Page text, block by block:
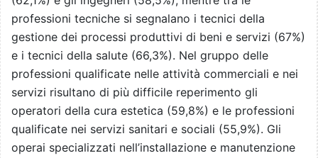
professioni tecniche si segnalano i tecnici della
gestione dei processi produttivi di beni e servizi (67%)
e i tecnici della salute (66,3%). Nel gruppo delle
professioni qualificate nelle attività commerciali e nei
servizi risultano di più difficile reperimento gli
operatori della cura estetica (59,8%) e le professioni
qualificate nei servizi sanitari e sociali (55,9%). Gli
operai specializzati nell’installazione e manutenzione